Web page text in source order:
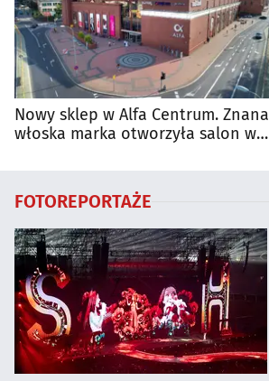
Nowy sklep w Alfa Centrum. Znana
włoska marka otworzyła salon w
FOTOREPORTAŻE